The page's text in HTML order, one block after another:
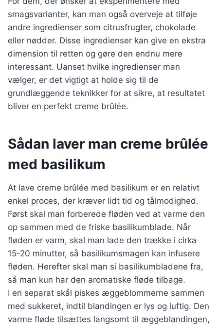
smagsvarianter, kan man også overveje at tilføje
andre ingredienser som citrusfrugter, chokolade
eller nødder. Disse ingredienser kan give en ekstra
dimension til retten og gøre den endnu mere
interessant. Uanset hvilke ingredienser man
vælger, er det vigtigt at holde sig til de
grundlæggende teknikker for at sikre, at resultatet
bliver en perfekt creme brûlée.
Sådan laver man creme brûlée
med basilikum
At lave creme brûlée med basilikum er en relativt
enkel proces, der kræver lidt tid og tålmodighed.
Først skal man forberede fløden ved at varme den
op sammen med de friske basilikumblade. Når
fløden er varm, skal man lade den trække i cirka
15-20 minutter, så basilikumsmagen kan infusere
fløden. Herefter skal man si basilikumbladene fra,
så man kun har den aromatiske fløde tilbage.
I en separat skål piskes æggeblommerne sammen
med sukkeret, indtil blandingen er lys og luftig. Den
varme fløde tilsættes langsomt til æggeblandingen,